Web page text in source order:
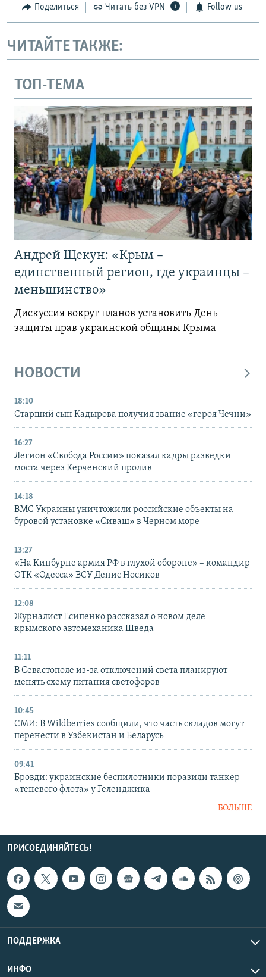
Поделиться Читать без VPN Follow us
ЧИТАЙТЕ ТАКЖЕ:
ТОП-ТЕМА
Андрей Щекун: «Крым –
единственный регион, где украинцы –
меньшинство»
Дискуссия вокруг планов установить День
защиты прав украинской общины Крыма
НОВОСТИ
18:10
Старший сын Кадырова получил звание «героя Чечни»
16:27
Легион «Свобода России» показал кадры разведки
моста через Керченский пролив
14:18
ВМС Украины уничтожили российские объекты на
буровой установке «Сиваш» в Черном море
13:27
«На Кинбурне армия РФ в глухой обороне» – командир
ОТК «Одесса» ВСУ Денис Носиков
12:08
Журналист Есипенко рассказал о новом деле
крымского автомеханика Шведа
11:11
В Севастополе из-за отключений света планируют
менять схему питания светофоров
10:45
СМИ: В Wildberries сообщили, что часть складов могут
перенести в Узбекистан и Беларусь
09:41
Бровди: украинские беспилотники поразили танкер
«теневого флота» у Геленджика
БОЛЬШЕ
ПРИСОЕДИНЯЙТЕСЬ!
ПОДДЕРЖКА
ИНФО